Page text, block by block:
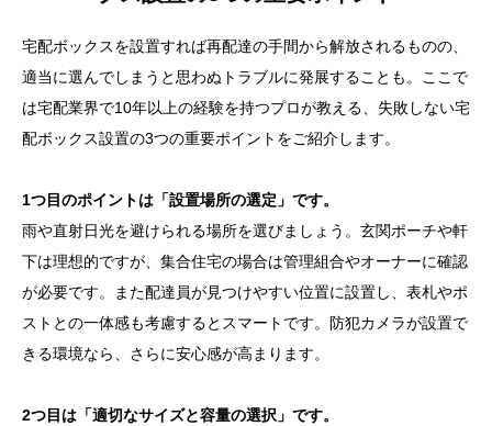
宅配ボックスを設置すれば再配達の手間から解放されるものの、
適当に選んでしまうと思わぬトラブルに発展することも。ここで
は宅配業界で10年以上の経験を持つプロが教える、失敗しない宅
配ボックス設置の3つの重要ポイントをご紹介します。
1つ目のポイントは「設置場所の選定」です。
雨や直射日光を避けられる場所を選びましょう。玄関ポーチや軒
下は理想的ですが、集合住宅の場合は管理組合やオーナーに確認
が必要です。また配達員が見つけやすい位置に設置し、表札やポ
ストとの一体感も考慮するとスマートです。防犯カメラが設置で
きる環境なら、さらに安心感が高まります。
2つ目は「適切なサイズと容量の選択」です。